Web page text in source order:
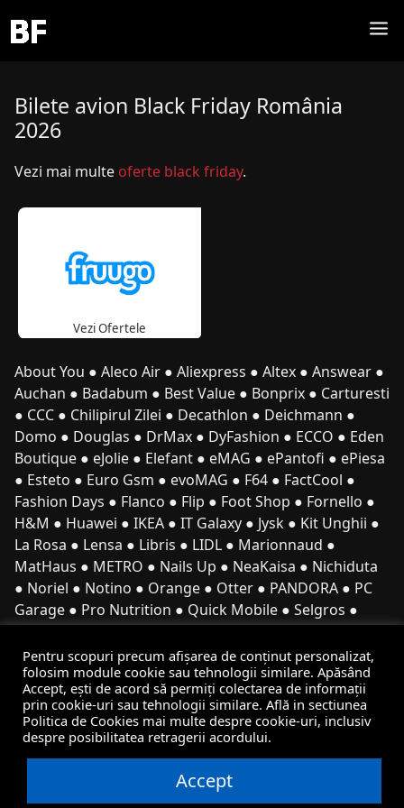
Bilete avion Black Friday România
2026
Vezi mai multe oferte black friday.
Vezi Ofertele
About You ● Aleco Air ● Aliexpress ● Altex ● Answear ●
Auchan ● Badabum ● Best Value ● Bonprix ● Carturesti
● CCC ● Chilipirul Zilei ● Decathlon ● Deichmann ●
Domo ● Douglas ● DrMax ● DyFashion ● ECCO ● Eden
Boutique ● eJolie ● Elefant ● eMAG ● ePantofi ● ePiesa
● Esteto ● Euro Gsm ● evoMAG ● F64 ● FactCool ●
Fashion Days ● Flanco ● Flip ● Foot Shop ● Fornello ●
H&M ● Huawei ● IKEA ● IT Galaxy ● Jysk ● Kit Unghii ●
La Rosa ● Lensa ● Libris ● LIDL ● Marionnaud ●
MatHaus ● METRO ● Nails Up ● NeaKaisa ● Nichiduta
● Noriel ● Notino ● Orange ● Otter ● PANDORA ● PC
Garage ● Pro Nutrition ● Quick Mobile ● Selgros ●
Sephora●Sinsay●Sport Depot●Spy Shop●
StarShiners●Top Shop●Vegis●Vexio●vidaXL●
Videt●Zara●Zonia●Zoo Plus
Termeni si conditii●Magazine●Categorii
© 2026 Black Friday Romania
Pentru scopuri precum afișarea de conținut personalizat,
folosim module cookie sau tehnologii similare. Apăsând
Accept, ești de acord să permiți colectarea de informații
prin cookie-uri sau tehnologii similare. Află in sectiunea
Politica de Cookies mai multe despre cookie-uri, inclusiv
despre posibilitatea retragerii acordului.
Accept